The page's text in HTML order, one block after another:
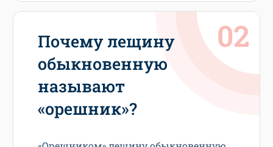
Почему лещину
обыкновенную
называют
«орешник»?